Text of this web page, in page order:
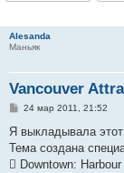
Alesanda
Маньяк
Vancouver
С
о
щ
е
24 мар 2011, 21:52
Я выкладывала этот
Тема создана
 Downtown: